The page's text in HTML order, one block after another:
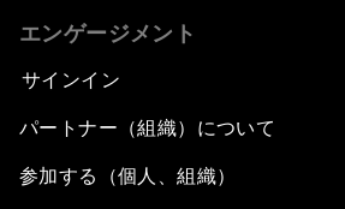
エンゲージメント
サインイン
パートナー（組織）について
参加する（個人、組織）